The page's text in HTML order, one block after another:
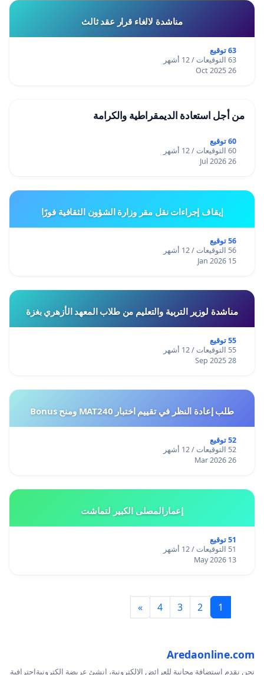
مناشدة لالغاء قرار عقد ثالث
63 توقيع
63 التوقيعات / 12 أشهر
26 Oct 2025
من أجل استعادة الديمقراطية والكرامة
60 توقيع
60 التوقيعات / 12 أشهر
26 Jul 2026
إيقاف إجراءات نقل مقر وزارة الشؤون الثقافية فورًا
56 توقيع
56 التوقيعات / 12 أشهر
15 Jan 2026
مناشدة لوزير التربية والتعليم من طلاب المعهد الأزهري بغزة
55 توقيع
55 التوقيعات / 12 أشهر
28 Sep 2025
طلب إعادة النظر في تقييم اختبار MAT240 ومنح Bonus
52 توقيع
52 التوقيعات / 12 أشهر
26 Mar 2026
إعمارالمصلى الكبير لتماشت
51 توقيع
51 التوقيعات / 12 أشهر
13 May 2026
1
2
3
4
»
Aredaonline.com
نحن نقدم استضافة مجانية للعرائض الإلكترونية، انشئ عريضة إلكترونيةاحترافية